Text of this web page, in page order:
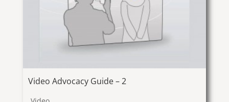
Video Advocacy Guide – 2